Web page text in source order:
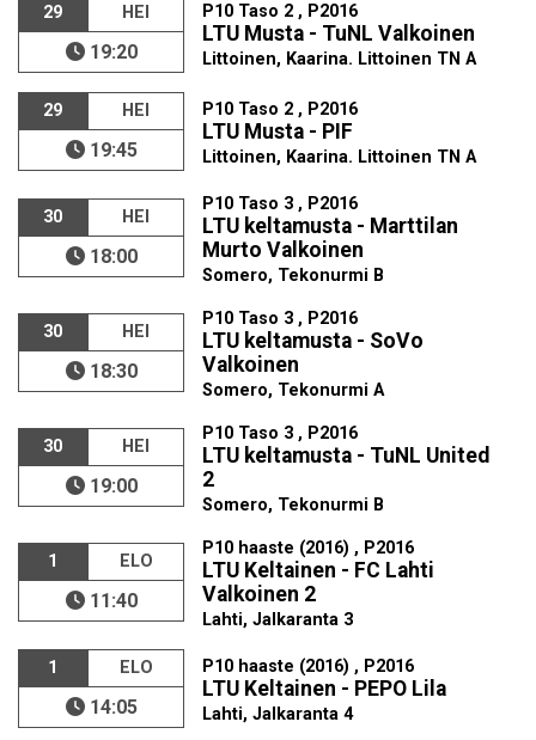
29 HEI
19:20
P10 Taso 2 , P2016
LTU Musta - TuNL Valkoinen
Littoinen, Kaarina. Littoinen TN A
29 HEI
19:45
P10 Taso 2 , P2016
LTU Musta - PIF
Littoinen, Kaarina. Littoinen TN A
30 HEI
18:00
P10 Taso 3 , P2016
LTU keltamusta - Marttilan
Murto Valkoinen
Somero, Tekonurmi B
30 HEI
18:30
P10 Taso 3 , P2016
LTU keltamusta - SoVo
Valkoinen
Somero, Tekonurmi A
30 HEI
19:00
P10 Taso 3 , P2016
LTU keltamusta - TuNL United
2
Somero, Tekonurmi B
1 ELO
11:40
P10 haaste (2016) , P2016
LTU Keltainen - FC Lahti
Valkoinen 2
Lahti, Jalkaranta 3
1 ELO
14:05
P10 haaste (2016) , P2016
LTU Keltainen - PEPO Lila
Lahti, Jalkaranta 4